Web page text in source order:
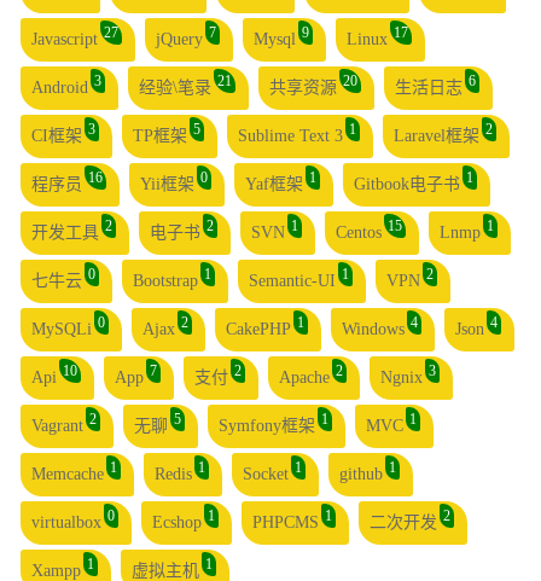
Javascript 27 jQuery 7 Mysql 9 Linux 17
Android 3 经验\笔录 21 共享资源 20 生活日志 6
CI框架 3 TP框架 5 Sublime Text 3 1 Laravel框架 2
程序员 16 Yii框架 0 Yaf框架 1 Gitbook电子书 1
开发工具 2 电子书 2 SVN 1 Centos 15 Lnmp 1
七牛云 0 Bootstrap 1 Semantic-UI 1 VPN 2
MySQLi 0 Ajax 2 CakePHP 1 Windows 4 Json 4
Api 10 App 7 支付 2 Apache 2 Ngnix 3
Vagrant 2 无聊 5 Symfony框架 1 MVC 1
Memcache 1 Redis 1 Socket 1 github 1
virtualbox 0 Ecshop 1 PHPCMS 1 二次开发 2
Xampp 1 虚拟主机 1